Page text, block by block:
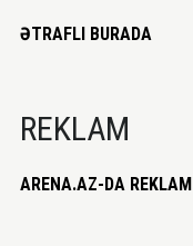
ƏTRAFLI BURADA
REKLAM
ARENA.AZ-DA REKLAM